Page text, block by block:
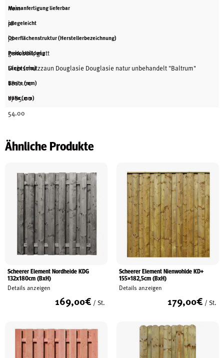
nein
Massanfertigung lieferbar
ja
pflegeleicht
ja
Oberflächenstruktur (Herstellerbezeichnung)
gehobelt, glatt
Produktbildung
Sichtschutzzaun Douglasie Douglasie natur unbehandelt "Baltrum"
Länge (mm)
1810.00
Breite (mm)
1785.00
Höhe (mm)
54.00
Ähnliche Produkte
Scheerer Element Nordheide KDG
132x180cm (BxH)
Details anzeigen
169,00€ / St.
Scheerer Element Nienwohlde KD+
155×182,5cm (BxH)
Details anzeigen
179,00€ / St.